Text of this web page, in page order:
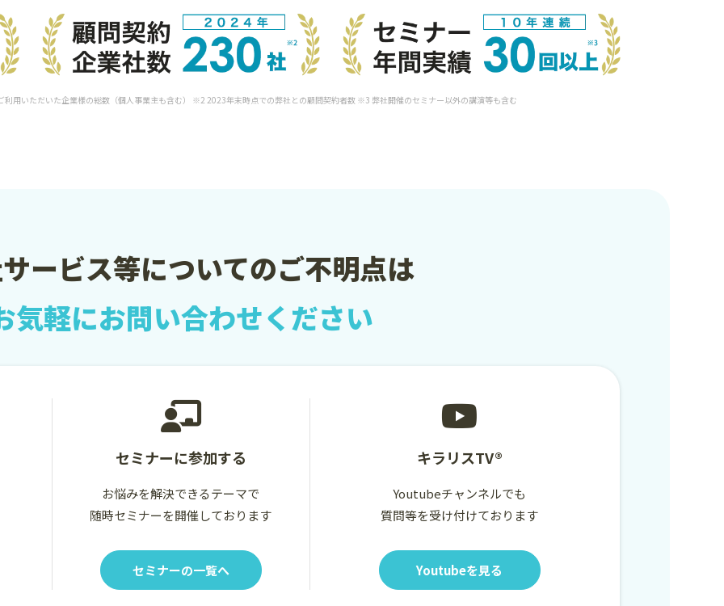
用いただいた企業様の総数（個人事業主も含む） ※2 2023年末時点での弊社との顧問契約者数 ※3 弊社開催のセミナー以外の講演等も含む
ービス等についてのご不明点は
気軽にお問い合わせください
セミナーに参加する
お悩みを解決できるテーマで
随時セミナーを開催しております
セミナーの一覧へ
キラリスTV®
Youtubeチャンネルでも
質問等を受け付けております
Youtubeを見る